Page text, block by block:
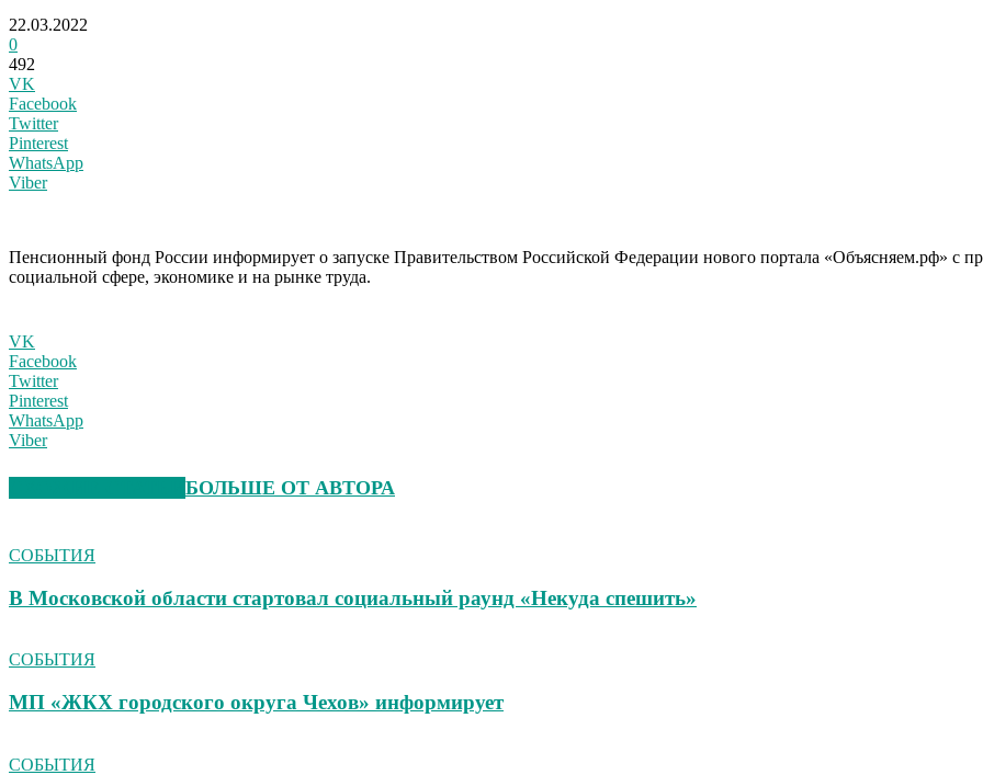
22.03.2022
0
492
VK
Facebook
Twitter
Pinterest
WhatsApp
Viber
Пенсионный фонд России информирует о запуске Правительством Российской Федерации нового портала «Объясняем.рф» с
социальной сфере, экономике и на рынке труда.
VK
Facebook
Twitter
Pinterest
WhatsApp
Viber
БОЛЬШЕ ОТ АВТОРА
СОБЫТИЯ
В Московской области стартовал социальный раунд «Некуда спешить»
СОБЫТИЯ
МП «ЖКХ городского округа Чехов» информирует
СОБЫТИЯ